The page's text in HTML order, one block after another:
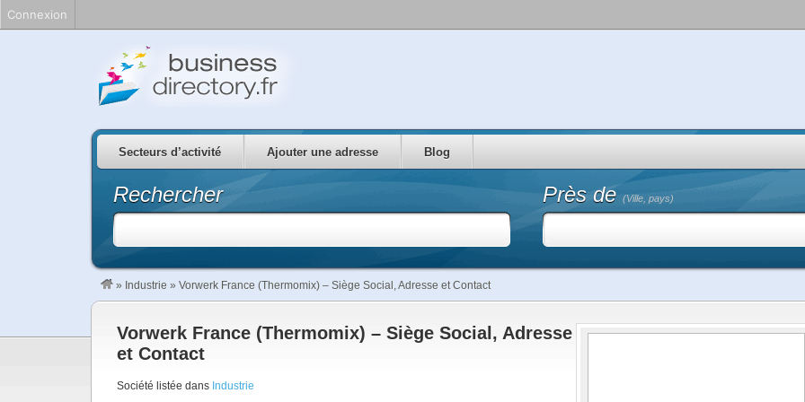
Secteurs d’activité Ajouter une adresse Blog
Rechercher Près de (Ville, pays)
» Industrie » Vorwerk France (Thermomix) – Siège Social, Adresse et Contact
Vorwerk France (Thermomix) – Siège Social, Adresse
et Contact
Société listée dans Industrie
Connexion